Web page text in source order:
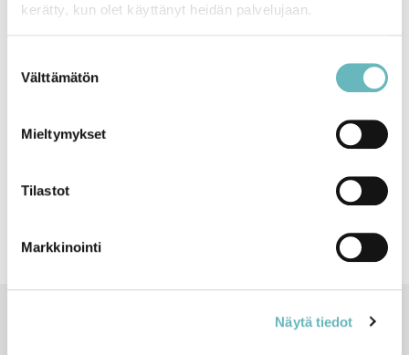
kerätty, kun olet käyttänyt heidän palvelujaan.
valinta
Välttämätön
Mieltymykset
Tilastot
Markkinointi
Näytä tiedot